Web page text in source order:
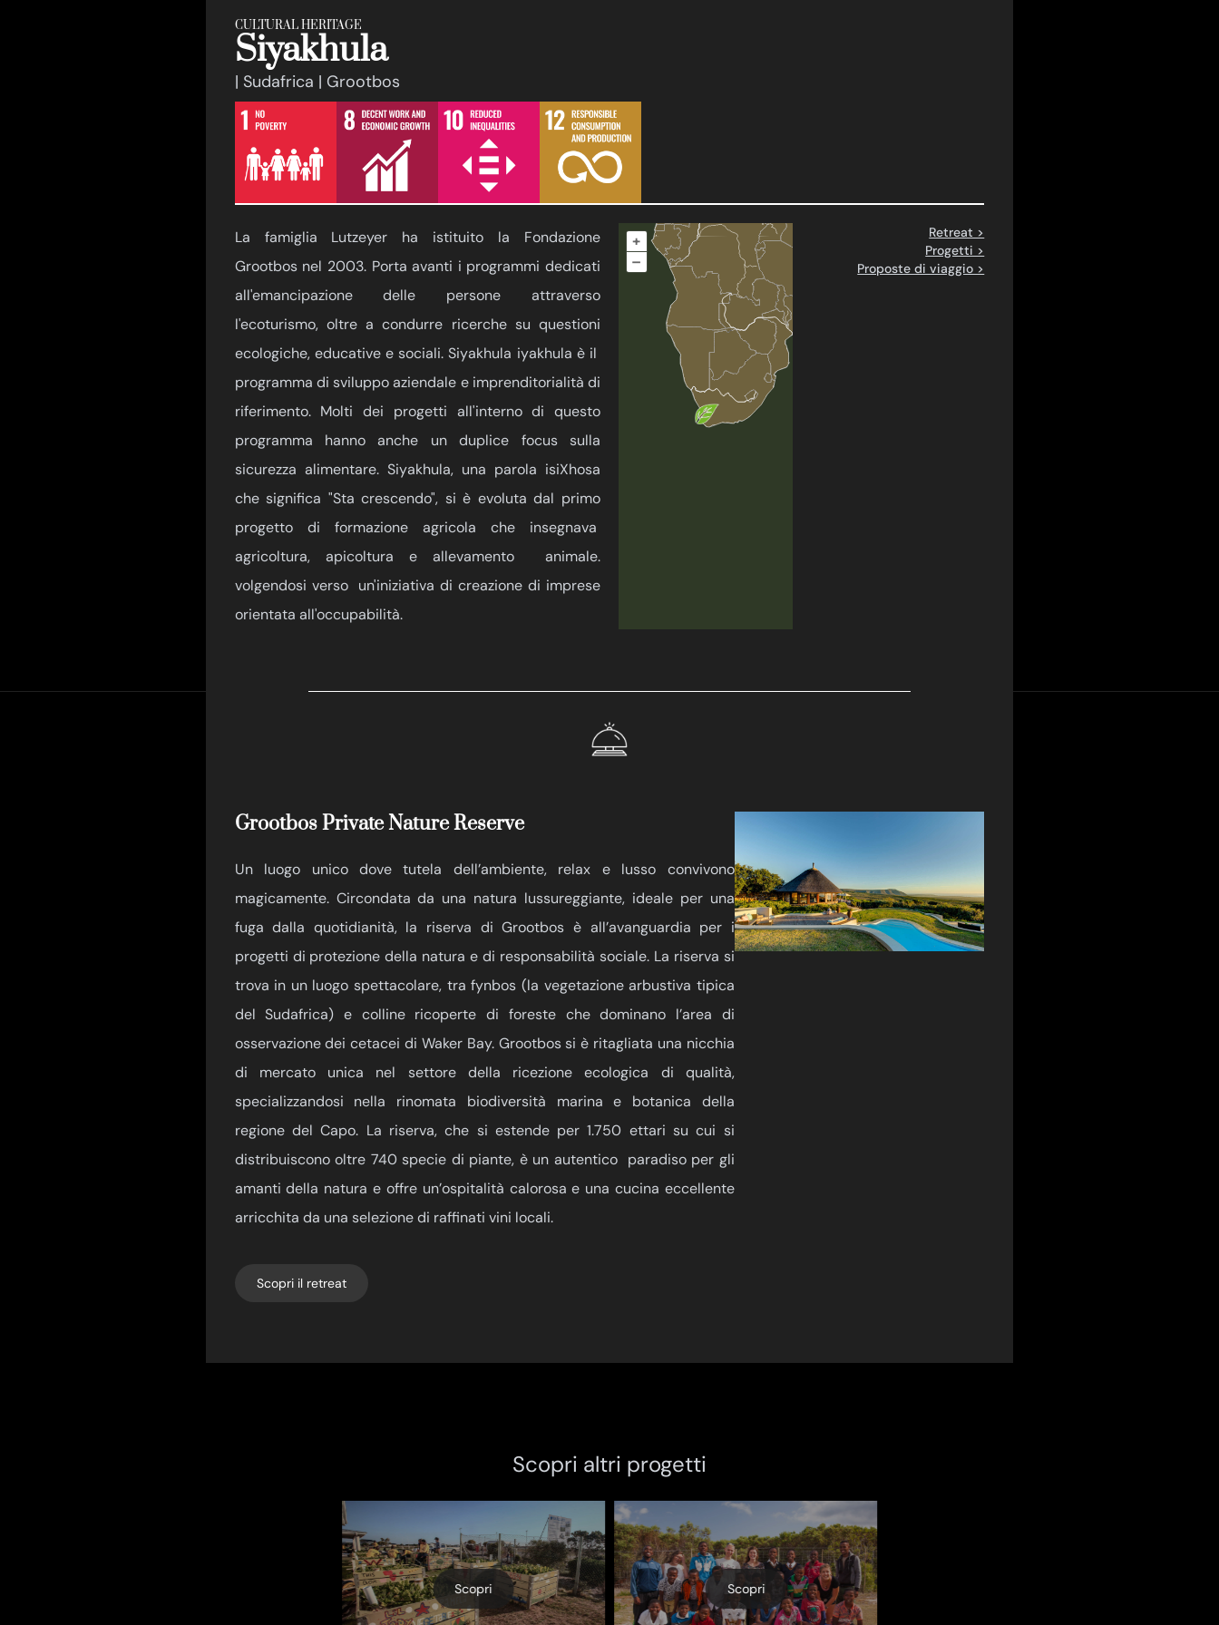
CULTURAL HERITAGE
Siyakhula
| Sudafrica | Grootbos
La famiglia Lutzeyer ha istituito la Fondazione
Grootbos nel 2003. Porta avanti i programmi dedicati
all'emancipazione delle persone attraverso
l'ecoturismo, oltre a condurre ricerche su questioni
ecologiche, educative e sociali. Siyakhula iyakhula è il
programma di sviluppo aziendale e imprenditorialità di
riferimento. Molti dei progetti all'interno di questo
programma hanno anche un duplice focus sulla
sicurezza alimentare. Siyakhula, una parola isiXhosa
che significa "Sta crescendo", si è evoluta dal primo
progetto di formazione agricola che insegnava
agricoltura, apicoltura e allevamento animale.
volgendosi verso un'iniziativa di creazione di imprese
orientata all'occupabilità.
+
–
Retreat >
Progetti >
Proposte di viaggio >
Grootbos Private Nature Reserve
Un luogo unico dove tutela dell’ambiente, relax e lusso convivono
magicamente. Circondata da una natura lussureggiante, ideale per una
fuga dalla quotidianità, la riserva di Grootbos è all’avanguardia per i
progetti di protezione della natura e di responsabilità sociale. La riserva si
trova in un luogo spettacolare, tra fynbos (la vegetazione arbustiva tipica
del Sudafrica) e colline ricoperte di foreste che dominano l’area di
osservazione dei cetacei di Waker Bay. Grootbos si è ritagliata una nicchia
di mercato unica nel settore della ricezione ecologica di qualità,
specializzandosi nella rinomata biodiversità marina e botanica della
regione del Capo. La riserva, che si estende per 1.750 ettari su cui si
distribuiscono oltre 740 specie di piante, è un autentico paradiso per gli
amanti della natura e offre un’ospitalità calorosa e una cucina eccellente
arricchita da una selezione di raffinati vini locali.
Scopri il retreat
Scopri altri progetti
Scopri Scopri